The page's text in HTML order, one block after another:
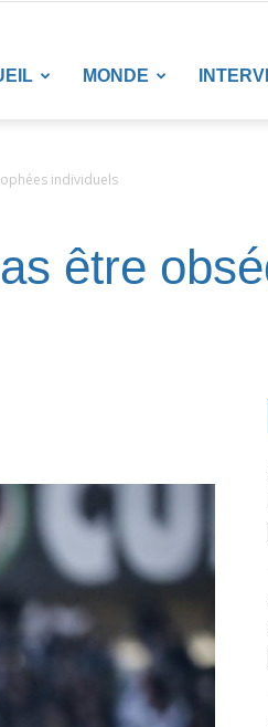
MONDE
individuels
être